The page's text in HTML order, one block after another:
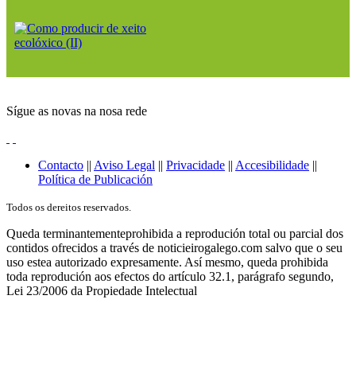
Sígue as novas na nosa rede
Contacto || Aviso Legal || Privacidade || Accesibilidade ||
Política de Publicación
Todos os dereitos reservados.
Queda terminantementeprohibida a reprodución total ou parcial dos
contidos ofrecidos a través de noticieirogalego.com salvo que o seu
uso estea autorizado expresamente. Así mesmo, queda prohibida
toda reprodución aos efectos do artículo 32.1, parágrafo segundo,
Lei 23/2006 da Propiedade Intelectual